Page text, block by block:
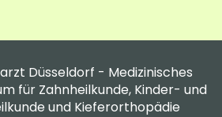
Düsseldorf - Medizinisches
für Zahnheilkunde, Kinder- und
und Kieferorthopädie